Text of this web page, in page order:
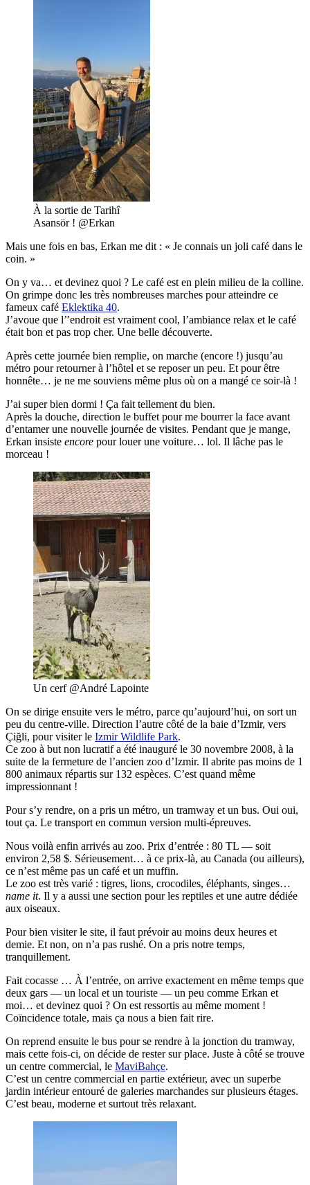
À la sortie de Tarihî
Asansör ! @Erkan
Mais une fois en bas, Erkan me dit : « Je connais un joli café dans le
coin. »
On y va… et devinez quoi ? Le café est en plein milieu de la colline.
On grimpe donc les très nombreuses marches pour atteindre ce
fameux café Eklektika 40.
J’avoue que l’’endroit est vraiment cool, l’ambiance relax et le café
était bon et pas trop cher. Une belle découverte.
Après cette journée bien remplie, on marche (encore !) jusqu’au
métro pour retourner à l’hôtel et se reposer un peu. Et pour être
honnête… je ne me souviens même plus où on a mangé ce soir-là !
J’ai super bien dormi ! Ça fait tellement du bien.
Après la douche, direction le buffet pour me bourrer la face avant
d’entamer une nouvelle journée de visites. Pendant que je mange,
Erkan insiste encore pour louer une voiture… lol. Il lâche pas le
morceau !
Un cerf @André Lapointe
On se dirige ensuite vers le métro, parce qu’aujourd’hui, on sort un
peu du centre-ville. Direction l’autre côté de la baie d’Izmir, vers
Çiğli, pour visiter le Izmir Wildlife Park.
Ce zoo à but non lucratif a été inauguré le 30 novembre 2008, à la
suite de la fermeture de l’ancien zoo d’Izmir. Il abrite pas moins de 1
800 animaux répartis sur 132 espèces. C’est quand même
impressionnant !
Pour s’y rendre, on a pris un métro, un tramway et un bus. Oui oui,
tout ça. Le transport en commun version multi-épreuves.
Nous voilà enfin arrivés au zoo. Prix d’entrée : 80 TL — soit
environ 2,58 $. Sérieusement… à ce prix-là, au Canada (ou ailleurs),
ce n’est même pas un café et un muffin.
Le zoo est très varié : tigres, lions, crocodiles, éléphants, singes…
name it. Il y a aussi une section pour les reptiles et une autre dédiée
aux oiseaux.
Pour bien visiter le site, il faut prévoir au moins deux heures et
demie. Et non, on n’a pas rushé. On a pris notre temps,
tranquillement.
Fait cocasse … À l’entrée, on arrive exactement en même temps que
deux gars — un local et un touriste — un peu comme Erkan et
moi… et devinez quoi ? On est ressortis au même moment !
Coïncidence totale, mais ça nous a bien fait rire.
On reprend ensuite le bus pour se rendre à la jonction du tramway,
mais cette fois-ci, on décide de rester sur place. Juste à côté se trouve
un centre commercial, le MaviBahçe.
C’est un centre commercial en partie extérieur, avec un superbe
jardin intérieur entouré de galeries marchandes sur plusieurs étages.
C’est beau, moderne et surtout très relaxant.